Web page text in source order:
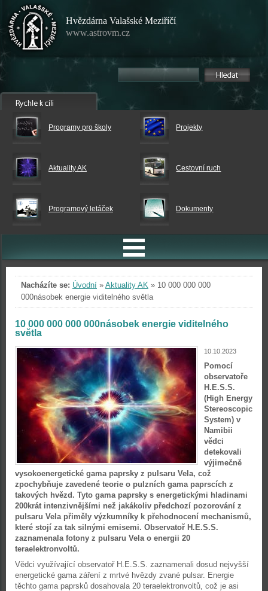
Hvězdárna Valašské Meziříčí
www.astrovm.cz
Programy pro školy Projekty
Aktuality AK Cestovní ruch
Programový letáček Dokumenty
Nacházíte se: Úvodní » Aktuality AK » 10 000 000 000
000násobek energie viditelného světla
10 000 000 000 000násobek energie viditelného
světla
10.10.2023
Pomocí
observatoře
H.E.S.S.
(High Energy
Stereoscopic
System) v
Namibii
vědci
detekovali
výjimečně
vysokoenergetické gama paprsky z pulsaru Vela, což
zpochybňuje zavedené teorie o pulzních gama paprscích z
takových hvězd. Tyto gama paprsky s energetickými hladinami
200krát intenzivnějšími než jakákoliv předchozí pozorování z
pulsaru Vela přiměly výzkumníky k přehodnocení mechanismů,
které stojí za tak silnými emisemi. Observatoř H.E.S.S.
zaznamenala fotony z pulsaru Vela o energii 20
teraelektronvoltů.
Vědci využívající observatoř H.E.S.S. zaznamenali dosud nejvyšší
energetické gama záření z mrtvé hvězdy zvané pulsar. Energie
těchto gama paprsků dosahovala 20 teraelektronvoltů, což je asi